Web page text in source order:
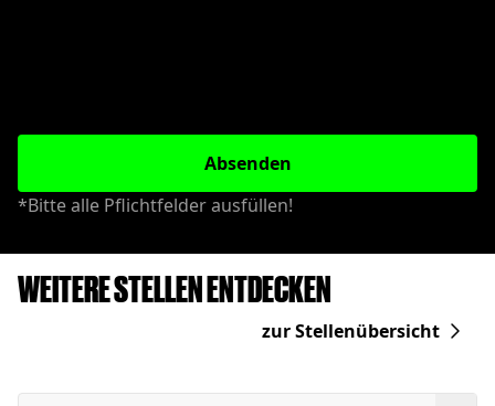
Absenden
*Bitte alle Pflichtfelder ausfüllen!
WEITERE STELLEN ENTDECKEN
zur Stellenübersicht